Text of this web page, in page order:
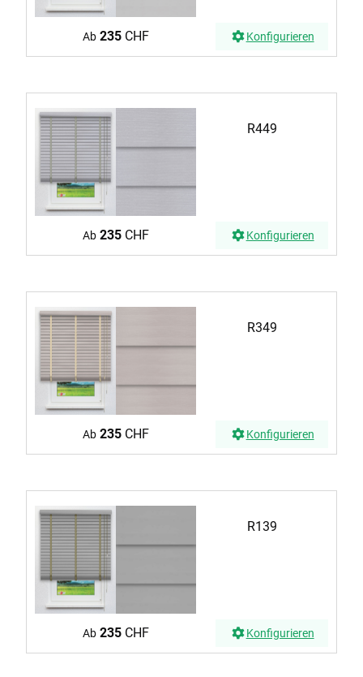
Ab 235CHF Konfigurieren
R449
Ab 235CHF Konfigurieren
R349
Ab 235CHF Konfigurieren
R139
Ab 235CHF Konfigurieren